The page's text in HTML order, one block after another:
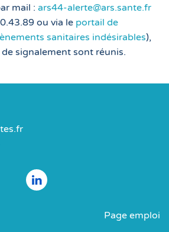
mail : ars44-alerte@ars.sante.fr
ou via le portail de
sanitaires indésirables),
signalement sont réunis.
Page emploi